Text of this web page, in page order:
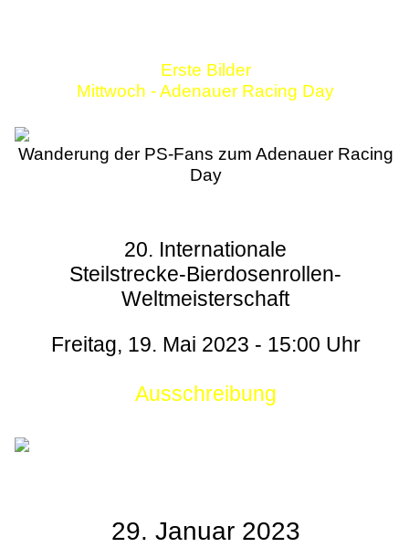
Erste Bilder
Mittwoch - Adenauer Racing Day
Wanderung der PS-Fans zum Adenauer Racing
Day
20. Internationale
Steilstrecke-Bierdosenrollen-
Weltmeisterschaft
Freitag, 19. Mai 2023 - 15:00 Uhr
Ausschreibung
29. Januar 2023